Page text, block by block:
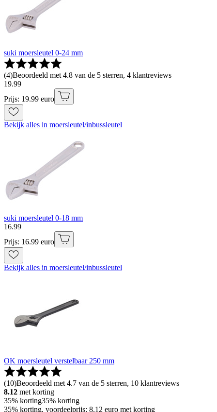
suki moersleutel 0-24 mm
(4)Beoordeeld met 4.8 van de 5 sterren, 4 klantreviews
19.99
Prijs: 19.99 euro
Bekijk alles in moersleutel/inbussleutel
suki moersleutel 0-18 mm
16.99
Prijs: 16.99 euro
Bekijk alles in moersleutel/inbussleutel
OK moersleutel verstelbaar 250 mm
(10)Beoordeeld met 4.7 van de 5 sterren, 10 klantreviews
8.12 met korting
35% korting35% korting
35% korting, voordeelprijs: 8.12 euro met korting